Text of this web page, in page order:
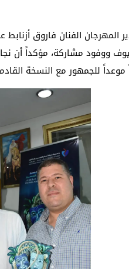
المهرجان الفنان فاروق
ووفود مشاركة، مؤكداً أن
موعداً للجمهور مع النسخة